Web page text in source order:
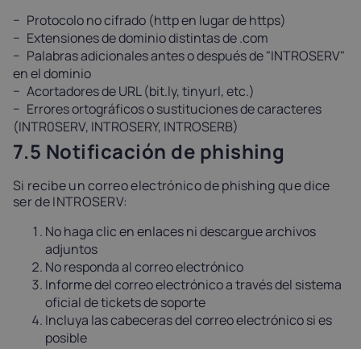
Protocolo no cifrado (http en lugar de https)
Extensiones de dominio distintas de .com
Palabras adicionales antes o después de "INTROSERV"
en el dominio
Acortadores de URL (bit.ly, tinyurl, etc.)
Errores ortográficos o sustituciones de caracteres
(INTR0SERV, INTROSERY, INTROSERB)
7.5 Notificación de phishing
Si recibe un correo electrónico de phishing que dice
ser de INTROSERV:
No haga clic en enlaces ni descargue archivos
adjuntos
No responda al correo electrónico
Informe del correo electrónico a través del sistema
oficial de tickets de soporte
Incluya las cabeceras del correo electrónico si es
posible